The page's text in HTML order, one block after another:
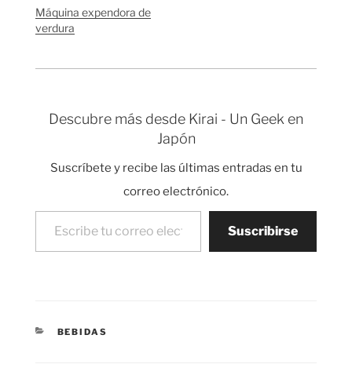
Máquina expendedora
de libros Máquina de
créditos Máquina…
Máquina expendora de
verdura
Descubre más desde Kirai - Un Geek en
Japón
Suscríbete y recibe las últimas entradas en tu
correo electrónico.
Escribe tu correo electrónico…
Suscribirse
CATEGORÍAS
BEBIDAS